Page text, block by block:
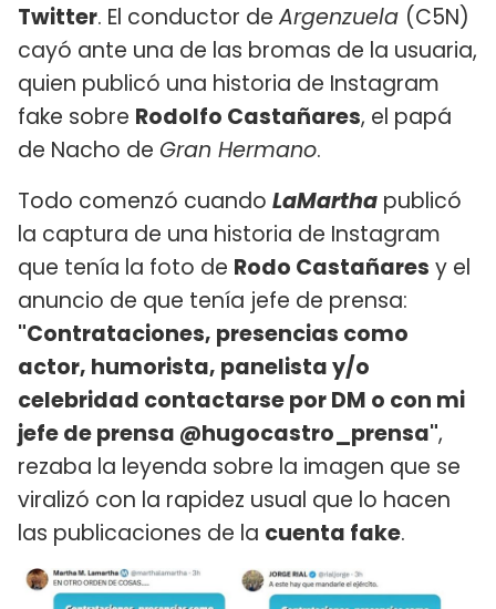
Twitter. El conductor deArgenzuela (C5N)
cayó ante una de las bromas de la usuaria,
quien publicó una historia de Instagram
fake sobre Rodolfo Castañares, el papá
de Nacho de Gran Hermano.
Todo comenzó cuando LaMartha publicó
la captura de una historia de Instagram
que tenía la foto de Rodo Castañares y el
anuncio de que tenía jefe de prensa:
"Contrataciones, presencias como
actor, humorista, panelista y/o
celebridad contactarse por DM o con mi
jefe de prensa @hugocastro_prensa",
rezaba la leyenda sobre la imagen que se
viralizó con la rapidez usual que lo hacen
las publicaciones de la cuenta fake.